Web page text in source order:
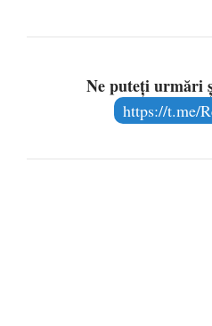
Ne puteți urmări
https://t.me/